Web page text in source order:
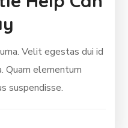
Velit egestas dui id
Quam elementum
suspendisse.